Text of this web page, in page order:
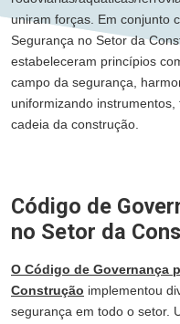
uniram forças. Em conjunto
Segurança no Setor da
estabeleceram princípios
campo da segurança,
uniformizando
cadeia da construção.
Código de
no Setor da
O Código de Governança
Construção implementou
segurança em todo o setor.